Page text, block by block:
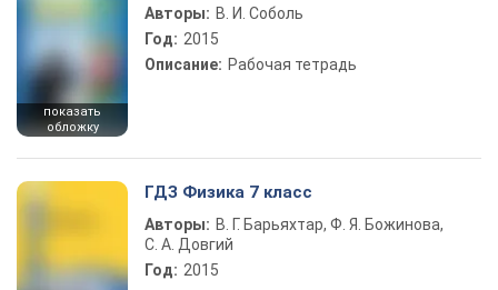
показать
обложку
Авторы: В. И. Соболь
Год: 2015
Описание: Рабочая тетрадь
ГДЗ Физика 7 класс
Авторы: В. Г. Барьяхтар, Ф. Я. Божинова,
С. А. Довгий
Год: 2015